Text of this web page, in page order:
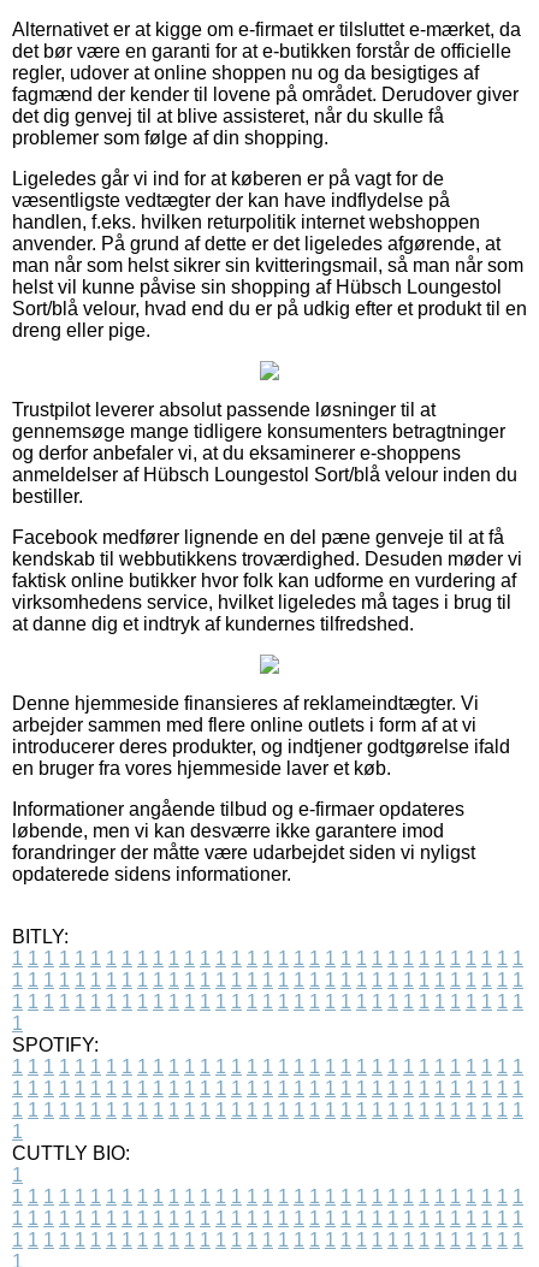
Alternativet er at kigge om e-firmaet er tilsluttet e-mærket, da
det bør være en garanti for at e-butikken forstår de officielle
regler, udover at online shoppen nu og da besigtiges af
fagmænd der kender til lovene på området. Derudover giver
det dig genvej til at blive assisteret, når du skulle få
problemer som følge af din shopping.
Ligeledes går vi ind for at køberen er på vagt for de
væsentligste vedtægter der kan have indflydelse på
handlen, f.eks. hvilken returpolitik internet webshoppen
anvender. På grund af dette er det ligeledes afgørende, at
man når som helst sikrer sin kvitteringsmail, så man når som
helst vil kunne påvise sin shopping af Hübsch Loungestol
Sort/blå velour, hvad end du er på udkig efter et produkt til en
dreng eller pige.
Trustpilot leverer absolut passende løsninger til at
gennemsøge mange tidligere konsumenters betragtninger
og derfor anbefaler vi, at du eksaminerer e-shoppens
anmeldelser af Hübsch Loungestol Sort/blå velour inden du
bestiller.
Facebook medfører lignende en del pæne genveje til at få
kendskab til webbutikkens troværdighed. Desuden møder vi
faktisk online butikker hvor folk kan udforme en vurdering af
virksomhedens service, hvilket ligeledes må tages i brug til
at danne dig et indtryk af kundernes tilfredshed.
Denne hjemmeside finansieres af reklameindtægter. Vi
arbejder sammen med flere online outlets i form af at vi
introducerer deres produkter, og indtjener godtgørelse ifald
en bruger fra vores hjemmeside laver et køb.
Informationer angående tilbud og e-firmaer opdateres
løbende, men vi kan desværre ikke garantere imod
forandringer der måtte være udarbejdet siden vi nyligst
opdaterede sidens informationer.
BITLY:
1 1 1 1 1 1 1 1 1 1 1 1 1 1 1 1 1 1 1 1 1 1 1 1 1 1 1 1 1 1 1 1 1
1 1 1 1 1 1 1 1 1 1 1 1 1 1 1 1 1 1 1 1 1 1 1 1 1 1 1 1 1 1 1 1 1
1 1 1 1 1 1 1 1 1 1 1 1 1 1 1 1 1 1 1 1 1 1 1 1 1 1 1 1 1 1 1 1 1
1
SPOTIFY:
1 1 1 1 1 1 1 1 1 1 1 1 1 1 1 1 1 1 1 1 1 1 1 1 1 1 1 1 1 1 1 1 1
1 1 1 1 1 1 1 1 1 1 1 1 1 1 1 1 1 1 1 1 1 1 1 1 1 1 1 1 1 1 1 1 1
1 1 1 1 1 1 1 1 1 1 1 1 1 1 1 1 1 1 1 1 1 1 1 1 1 1 1 1 1 1 1 1 1
1
CUTTLY BIO:
1
1 1 1 1 1 1 1 1 1 1 1 1 1 1 1 1 1 1 1 1 1 1 1 1 1 1 1 1 1 1 1 1 1
1 1 1 1 1 1 1 1 1 1 1 1 1 1 1 1 1 1 1 1 1 1 1 1 1 1 1 1 1 1 1 1 1
1 1 1 1 1 1 1 1 1 1 1 1 1 1 1 1 1 1 1 1 1 1 1 1 1 1 1 1 1 1 1 1 1
1